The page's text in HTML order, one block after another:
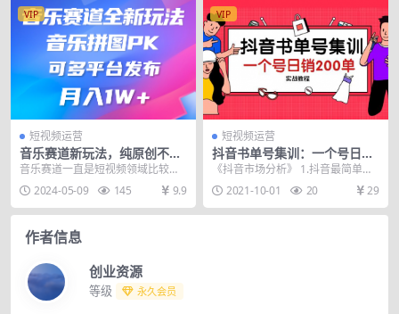
VIP
短视频运营
音乐赛道新玩法，纯原创不违
规，所有平台均可发布 略微有
音乐赛道一直是短视频领域比较火
爆的赛道，首先就是门槛相对低，
只需要简单的剪辑拼接...
2024-05-09 145 9.9
VIP
短视频运营
抖音书单号集训：一个号日销
200单实战
《抖音市场分析》 1.抖音最简单的
带货号类型分析 2.抖音书单变现“钱
景”分析 ...
2021-10-01 20 29
作者信息
创业资源
等级 永久会员